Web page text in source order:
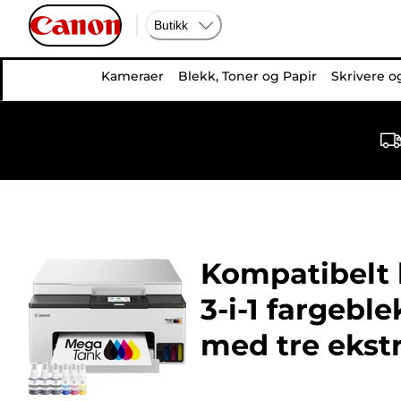
Butikk
Kameraer Blekk, Toner og Papir Skrivere
Kompatibelt
3-i-1
med tre